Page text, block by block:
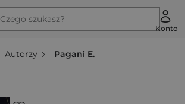
Czego szukasz?
Konto
Autorzy Pagani E.